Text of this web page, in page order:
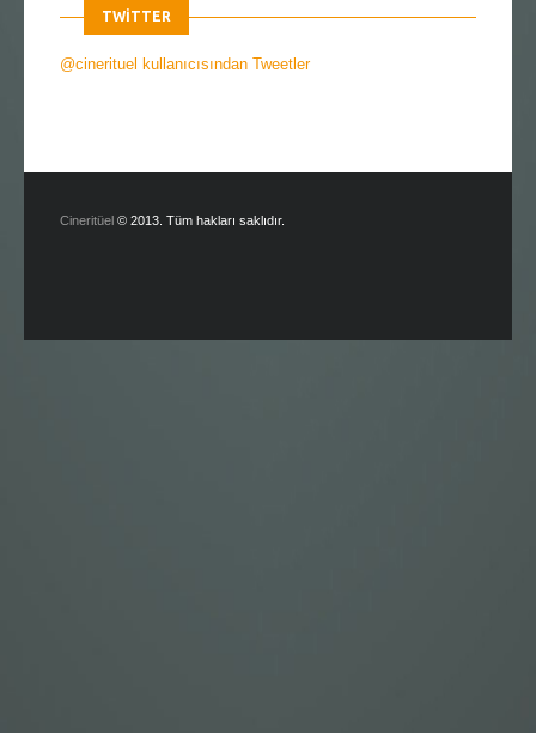
TWITTER
@cinerituel kullanıcısından Tweetler
Cineritüel © 2013. Tüm hakları saklıdır.